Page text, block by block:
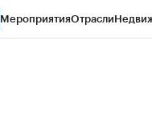
МероприятияОтрасли